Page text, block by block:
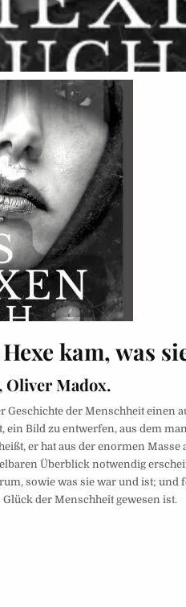
kam, was
Oliver Madox.
Geschichte der Menschheit einen
ein Bild zu entwerfen, aus dem
er hat aus der enormen
Überblick notwendig
sowie was sie war und ist; und
der Menschheit gewesen ist.